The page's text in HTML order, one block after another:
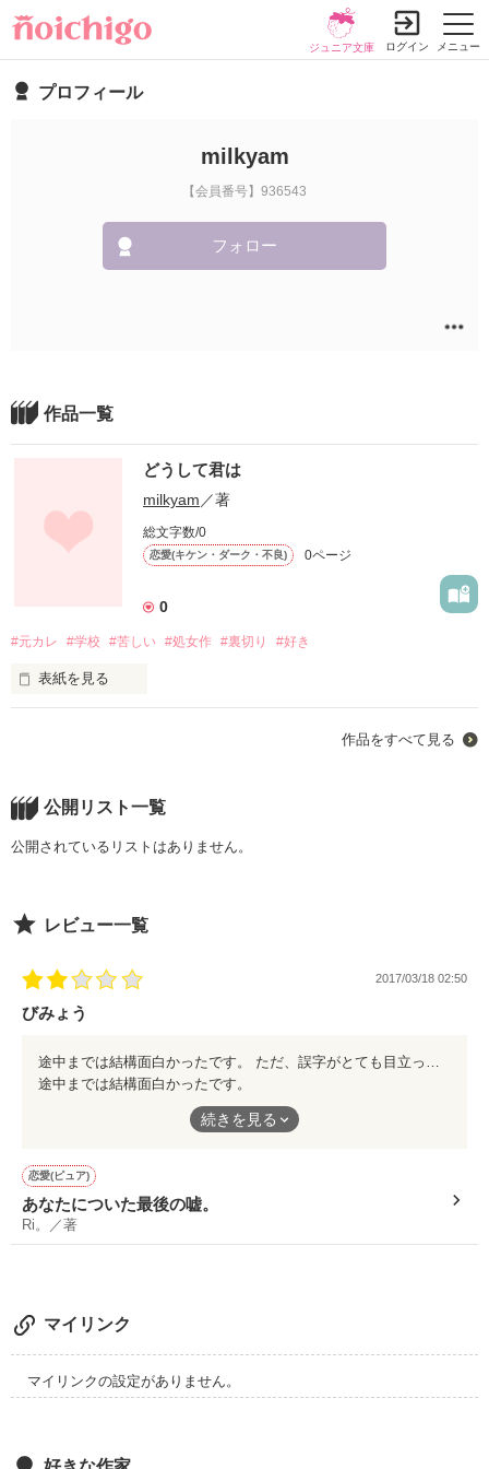
メニュー
ジュニア文庫 ログイン
プロフィール
milkyam
【会員番号】936543
フォロー
作品一覧
どうして君は
milkyam ／著
総文字数/0
恋愛(キケン・ダーク・不良) 0ページ
0
#元カレ #学校 #苦しい #処女作 #裏切り #好き
表紙を見る
どうして君は私を苦しめるの？
おてんばで天然な女の子
佐倉 心咲 (さくら みさき)
              ×
作品をすべて見る
公開リスト一覧
公開されているリストはありません。
レビュー一覧
2017/03/18 02:50
びみょう
途中までは結構面白かったです。
ただ、誤字がとても目立ったのと、私的には終わり方が微妙な感
続きを見る
恋愛(ピュア)
あなたについた最後の嘘。
Ri。／著
マイリンク
マイリンクの設定がありません。